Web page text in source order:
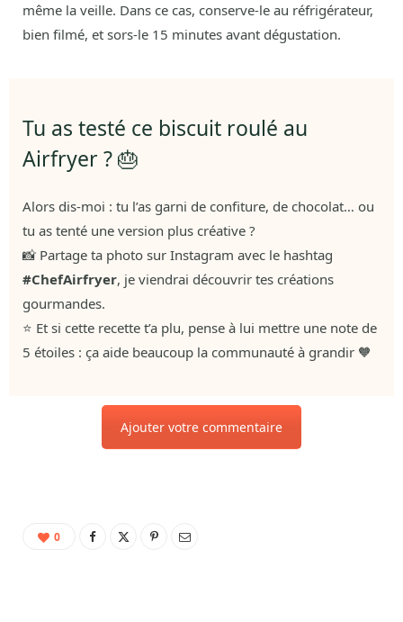
même la veille. Dans ce cas, conserve-le au réfrigérateur,
bien filmé, et sors-le 15 minutes avant dégustation.
Tu as testé ce biscuit roulé au
Airfryer ? 🎂
Alors dis-moi : tu l’as garni de confiture, de chocolat… ou
tu as tenté une version plus créative ?
📸 Partage ta photo sur Instagram avec le hashtag
#ChefAirfryer, je viendrai découvrir tes créations
gourmandes.
⭐ Et si cette recette t’a plu, pense à lui mettre une note de
5 étoiles : ça aide beaucoup la communauté à grandir 🧡
Ajouter votre commentaire
0